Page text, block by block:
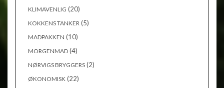
KLIMAVENLIG (20)
KOKKENS TANKER (5)
MADPAKKEN (10)
MORGENMAD (4)
NØRVIGS BRYGGERS (2)
ØKONOMISK (22)